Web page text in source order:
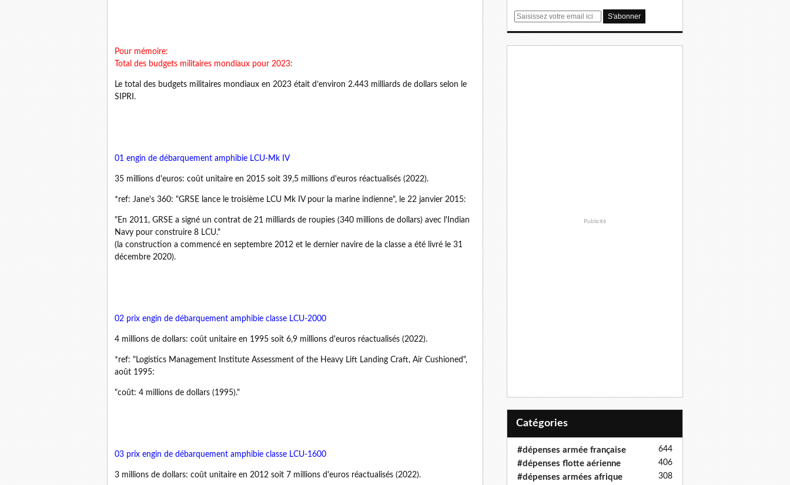
Pour mémoire:
Total des budgets militaires mondiaux pour 2023:
Le total des budgets militaires mondiaux en 2023 était d’environ 2.443 milliards de dollars selon le
SIPRI.
01 engin de débarquement amphibie LCU-Mk IV
35 millions d'euros: coût unitaire en 2015 soit 39,5 millions d'euros réactualisés (2022).
*ref: Jane's 360: "GRSE lance le troisième LCU Mk IV pour la marine indienne", le 22 janvier 2015:
"En 2011, GRSE a signé un contrat de 21 milliards de roupies (340 millions de dollars) avec l'Indian
Navy pour construire 8 LCU."
(la construction a commencé en septembre 2012 et le dernier navire de la classe a été livré le 31
décembre 2020).
02 prix engin de débarquement amphibie classe LCU-2000
4 millions de dollars: coût unitaire en 1995 soit 6,9 millions d'euros réactualisés (2022).
*ref: "Logistics Management Institute Assessment of the Heavy Lift Landing Craft, Air Cushioned",
août 1995:
"coût: 4 millions de dollars (1995)."
03 prix engin de débarquement amphibie classe LCU-1600
3 millions de dollars: coût unitaire en 2012 soit 7 millions d'euros réactualisés (2022).
E
Publicité
Catégories
#dépenses armée française 644
#dépenses flotte aérienne 406
#dépenses armées afrique 308